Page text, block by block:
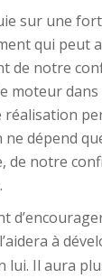
sur une
qui peut
de notre
moteur
dépend
de notre
à
lui. Il aura